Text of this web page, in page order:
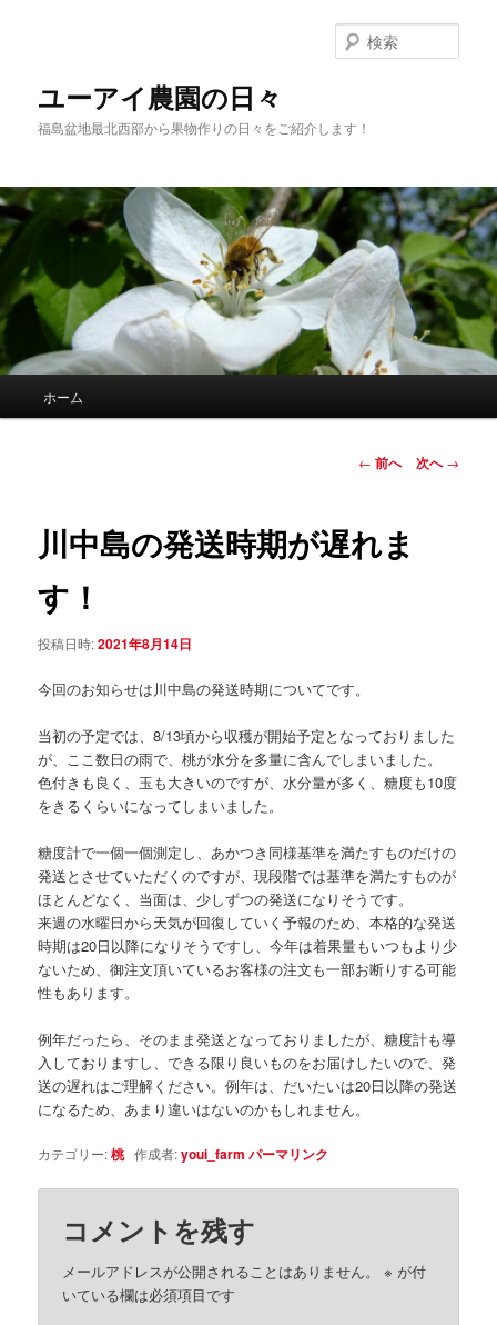
へ
移
動
ユーアイ農園の日々
福島盆地最北西部から果物作りの日々をご紹介します！
索
ホーム
投
ビ
ゲ
← 前へ 次へ→
川中島の発送時期が遅れま
す！
投稿日時:2021年8月14日
今回のお知らせは川中島の発送時期についてです。
当初の予定では、8/13頃から収穫が開始予定となっておりました
が、ここ数日の雨で、桃が水分を多量に含んでしまいました。
色付きも良く、玉も大きいのですが、水分量が多く、糖度も10度
をきるくらいになってしまいました。
糖度計で一個一個測定し、あかつき同様基準を満たすものだけの
発送とさせていただくのですが、現段階では基準を満たすものが
ほとんどなく、当面は、少しずつの発送になりそうです。
来週の水曜日から天気が回復していく予報のため、本格的な発送
時期は20日以降になりそうですし、今年は着果量もいつもより少
ないため、御注文頂いているお客様の注文も一部お断りする可能
性もあります。
例年だったら、そのまま発送となっておりましたが、糖度計も導
入しておりますし、できる限り良いものをお届けしたいので、発
送の遅れはご理解ください。例年は、だいたいは20日以降の発送
になるため、あまり違いはないのかもしれません。
カテゴリー:桃作成者:youi_farm パーマリンク
コメントを残す
メールアドレスが公開されることはありません。 ※ が付
いている欄は必須項目です